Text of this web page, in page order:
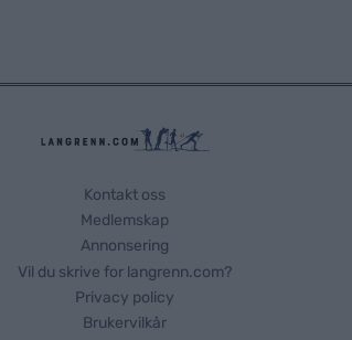
Kontakt oss
Medlemskap
Annonsering
Vil du skrive for langrenn.com?
Privacy policy
Brukervilkår